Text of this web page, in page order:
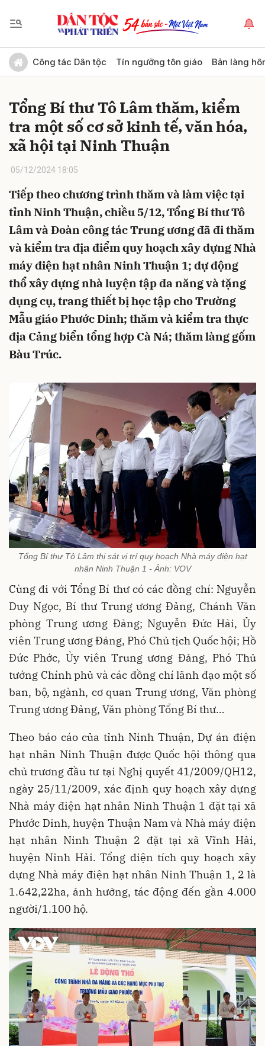
Công tác Dân tộc Tín ngưỡng tôn giáo Bản làng
Tổng Bí thư Tô Lâm thăm, kiểm
tra một số cơ sở kinh tế, văn hóa,
xã hội tại Ninh Thuận
05/12/2024 18:05
Tiếp theo chương trình thăm và làm việc tại
tỉnh Ninh Thuận, chiều 5/12, Tổng Bí thư Tô
Lâm và Đoàn công tác Trung ương đã đi thăm
và kiểm tra địa điểm quy hoạch xây dựng Nhà
máy điện hạt nhân Ninh Thuận 1; dự động
thổ xây dựng nhà luyện tập đa năng và tặng
dụng cụ, trang thiết bị học tập cho Trường
Mẫu giáo Phước Dinh; thăm và kiểm tra thực
địa Cảng biển tổng hợp Cà Ná; thăm làng gốm
Bàu Trúc.
Tổng Bí thư Tô Lâm thị sát vị trí quy hoạch Nhà máy điện hạt
nhân Ninh Thuận 1 - Ảnh: VOV
Cùng đi với Tổng Bí thư có các đồng chí: Nguyễn
Duy Ngọc, Bí thư Trung ương Đảng, Chánh Văn
phòng Trung ương Đảng; Nguyễn Đức Hải, Ủy
viên Trung ương Đảng, Phó Chủ tịch Quốc hội; Hồ
Đức Phớc, Ủy viên Trung ương Đảng, Phó Thủ
tướng Chính phủ và các đồng chí lãnh đạo một số
ban, bộ, ngành, cơ quan Trung ương, Văn phòng
Trung ương Đảng, Văn phòng Tổng Bí thư…
Theo báo cáo của tỉnh Ninh Thuận, Dự án điện
hạt nhân Ninh Thuận được Quốc hội thông qua
chủ trương đầu tư tại Nghị quyết 41/2009/QH12,
ngày 25/11/2009, xác định quy hoạch xây dựng
Nhà máy điện hạt nhân Ninh Thuận 1 đặt tại xã
Phước Dinh, huyện Thuận Nam và Nhà máy điện
hạt nhân Ninh Thuận 2 đặt tại xã Vĩnh Hải,
huyện Ninh Hải. Tổng diện tích quy hoạch xây
dựng Nhà máy điện hạt nhân Ninh Thuận 1, 2 là
1.642,22ha, ảnh hưởng, tác động đến gần 4.000
người/1.100 hộ.
Gửi bình luận